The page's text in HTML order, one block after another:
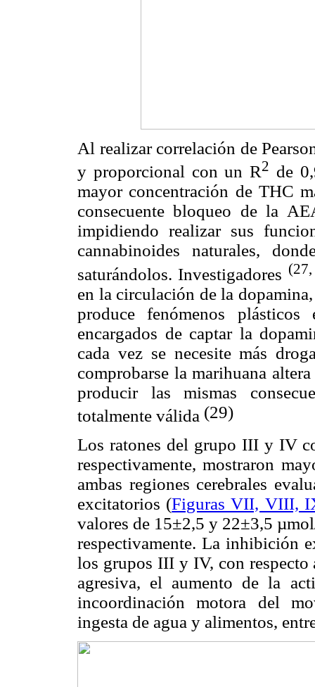
Al realizar correlación de
y proporcional con un R2 de
mayor concentración de THC
consecuente bloqueo de la
impidiendo realizar sus
cannabinoides naturales,
saturándolos. Investigadores
en la circulación de la
produce fenómenos
encargados de captar la
cada vez se necesite más
comprobarse la marihuana
producir las mismas
totalmente válida (29)
Los ratones del grupo III y IV
respectivamente, mostraron
ambas regiones cerebrales
excitatorios (Figuras VII, VIII,
valores de 15±2,5 y 22±3,5
respectivamente. La inhibición
los grupos III y IV, con
agresiva, el aumento de la
incoordinación motora del
ingesta de agua y alimentos,